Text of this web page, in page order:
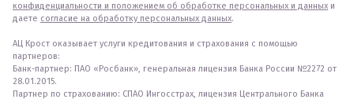
конфиденциальности и положением об обработке персональных и данных и
даете согласие на обработку персональных данных.
АЦ Крост оказывает услуги кредитования и страхования с помощью
партнеров:
Банк-партнер: ПАО «Росбанк», генеральная лицензия Банка России №2272 от
28.01.2015.
Партнер по страхованию: СПАО Ингосстрах, лицензия Центрального Банка